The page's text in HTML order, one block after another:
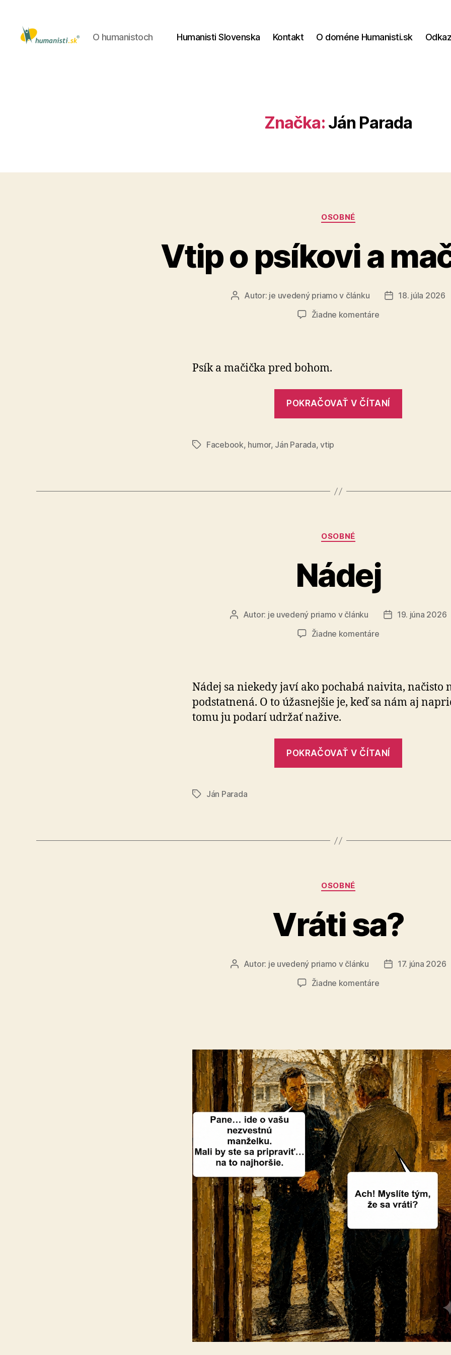
O humanistoch Humanisti Slovenska Kontakt O doméne Humanisti.sk
Značka: Ján Parada
Kategórie
OSOBNÉ
Vtip o psíkovi a
AutorAutor: je uvedený priamo v článku
Dátum
18. júla 2026
Žiadne komentárena
Psík a mačička pred bohom.
POKRAČOVAŤ V ČÍTANÍ
ZnačkyFacebook, humor, Ján Parada,vtip
Kategórie
OSOBNÉ
Nádej
AutorAutor: je uvedený priamo v článku
Dátum
19. júna 2026
Žiadne komentárena
Nádej sa niekedy javí ako pochabá naivita, načisto
pod­stat­ne­ná. O to úžasnejšie je, keď sa nám aj
tomu ju podarí udržať nažive.
POKRAČOVAŤ V ČÍTANÍ
ZnačkyJán Parada
Kategórie
OSOBNÉ
Vráti sa?
AutorAutor: je uvedený priamo v článku
Dátum
17. júna 2026
Žiadne komentárena